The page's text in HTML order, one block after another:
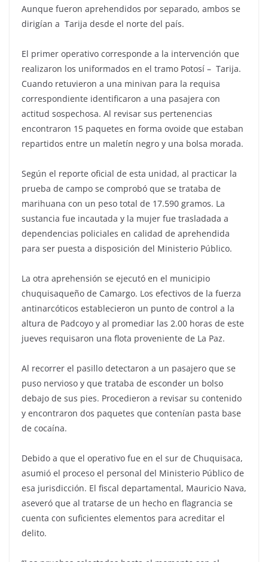
Aunque fueron aprehendidos por separado, ambos se
dirigían a Tarija desde el norte del país.
El primer operativo corresponde a la intervención que
realizaron los uniformados en el tramo Potosí – Tarija.
Cuando retuvieron a una minivan para la requisa
correspondiente identificaron a una pasajera con
actitud sospechosa. Al revisar sus pertenencias
encontraron 15 paquetes en forma ovoide que estaban
repartidos entre un maletín negro y una bolsa morada.
Según el reporte oficial de esta unidad, al practicar la
prueba de campo se comprobó que se trataba de
marihuana con un peso total de 17.590 gramos. La
sustancia fue incautada y la mujer fue trasladada a
dependencias policiales en calidad de aprehendida
para ser puesta a disposición del Ministerio Público.
La otra aprehensión se ejecutó en el municipio
chuquisaqueño de Camargo. Los efectivos de la fuerza
antinarcóticos establecieron un punto de control a la
altura de Padcoyo y al promediar las 2.00 horas de este
jueves requisaron una flota proveniente de La Paz.
Al recorrer el pasillo detectaron a un pasajero que se
puso nervioso y que trataba de esconder un bolso
debajo de sus pies. Procedieron a revisar su contenido
y encontraron dos paquetes que contenían pasta base
de cocaína.
Debido a que el operativo fue en el sur de Chuquisaca,
asumió el proceso el personal del Ministerio Público de
esa jurisdicción. El fiscal departamental, Mauricio Nava,
aseveró que al tratarse de un hecho en flagrancia se
cuenta con suficientes elementos para acreditar el
delito.